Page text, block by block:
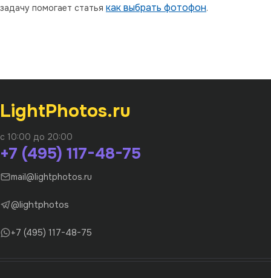
задачу помогает статья как выбрать фотофон.
LightPhotos.ru
с 10:00 до 20:00
+7 (495) 117-48-75
mail@lightphotos.ru
@lightphotos
+7 (495) 117-48-75